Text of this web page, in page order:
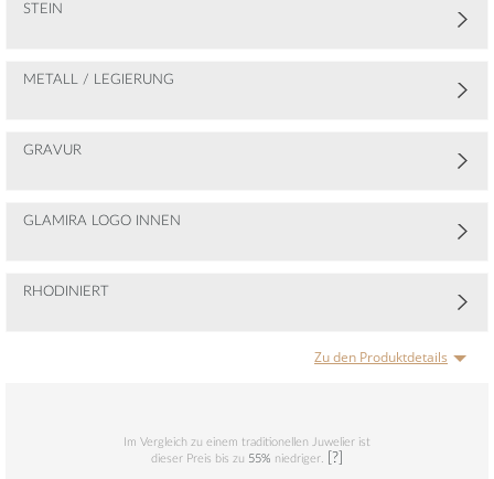
STEIN
METALL / LEGIERUNG
GRAVUR
GLAMIRA LOGO INNEN
RHODINIERT
Zu den Produktdetails
Im Vergleich zu einem traditionellen Juwelier ist
dieser Preis bis zu 55% niedriger. [?]